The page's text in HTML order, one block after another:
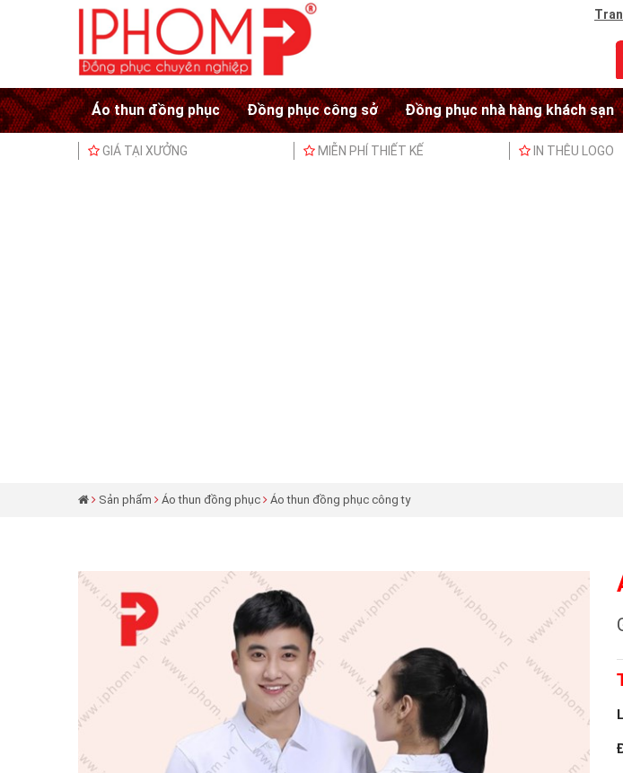
Áo thun đồng phục Đồng phục công sở Đồng phục nhà hàng khách sạn
GIÁ TẠI XƯỞNG MIỄN PHÍ THIẾT KẾ IN THÊU LOGO
Sản phẩm Áo thun đồng phục Áo thun đồng phục công ty